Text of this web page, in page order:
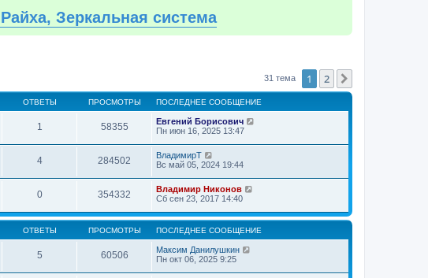
Зеркальная система
31 тема 1 2
ОТВЕТЫ ПРОСМОТРЫ ПОСЛЕДНЕЕ СООБЩЕНИЕ
1 58355
Евгений Борисович
Пн июн 16, 2025 13:47
4 284502
ВладимирТ
Вс май 05, 2024 19:44
0 354332
Владимир Никонов
Сб сен 23, 2017 14:40
ОТВЕТЫ ПРОСМОТРЫ ПОСЛЕДНЕЕ СООБЩЕНИЕ
5 60506
Максим Данилушкин
Пн окт 06, 2025 9:25